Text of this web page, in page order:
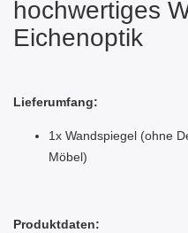
hochwertiges
Eichenoptik
Lieferumfang:
1x Wandspiegel (ohne
Möbel)
Produktdaten: